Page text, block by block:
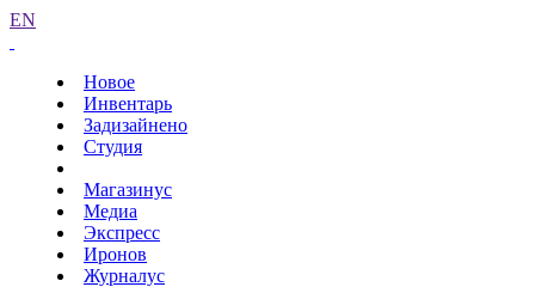
EN
Новое
Инвентарь
Задизайнено
Студия
Магазинус
Медиа
Экспресс
Иронов
Журналус